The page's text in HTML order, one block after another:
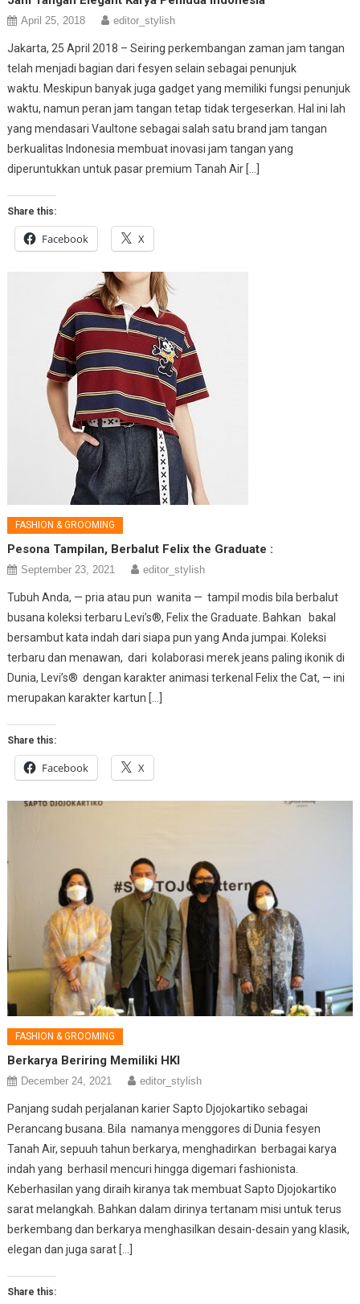
April 25, 2018 editor_stylish
Jakarta, 25 April 2018 – Seiring perkembangan zaman jam tangan
telah menjadi bagian dari fesyen selain sebagai penunjuk
waktu. Meskipun banyak juga gadget yang memiliki fungsi penunjuk
waktu, namun peran jam tangan tetap tidak tergeserkan. Hal ini lah
yang mendasari Vaultone sebagai salah satu brand jam tangan
berkualitas Indonesia membuat inovasi jam tangan yang
diperuntukkan untuk pasar premium Tanah Air […]
Share this:
Facebook X
FASHION & GROOMING
Pesona Tampilan, Berbalut Felix the Graduate :
September 23, 2021 editor_stylish
Tubuh Anda, — pria atau pun wanita — tampil modis bila berbalut
busana koleksi terbaru Levi’s®, Felix the Graduate. Bahkan bakal
bersambut kata indah dari siapa pun yang Anda jumpai. Koleksi
terbaru dan menawan, dari kolaborasi merek jeans paling ikonik di
Dunia, Levi’s® dengan karakter animasi terkenal Felix the Cat, — ini
merupakan karakter kartun […]
Share this:
Facebook X
FASHION & GROOMING
Berkarya Beriring Memiliki HKI
December 24, 2021 editor_stylish
Panjang sudah perjalanan karier Sapto Djojokartiko sebagai
Perancang busana. Bila namanya menggores di Dunia fesyen
Tanah Air, sepuuh tahun berkarya, menghadirkan berbagai karya
indah yang berhasil mencuri hingga digemari fashionista.
Keberhasilan yang diraih kiranya tak membuat Sapto Djojokartiko
sarat melangkah. Bahkan dalam dirinya tertanam misi untuk terus
berkembang dan berkarya menghasilkan desain-desain yang klasik,
elegan dan juga sarat […]
Share this: